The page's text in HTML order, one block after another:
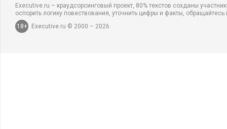
Executive.ru – краудсорсинговый проект, 80% текстов созданы
оспорить логику повествования, уточнить цифры и факты,
18+
Executive.ru © 2000 – 2026.